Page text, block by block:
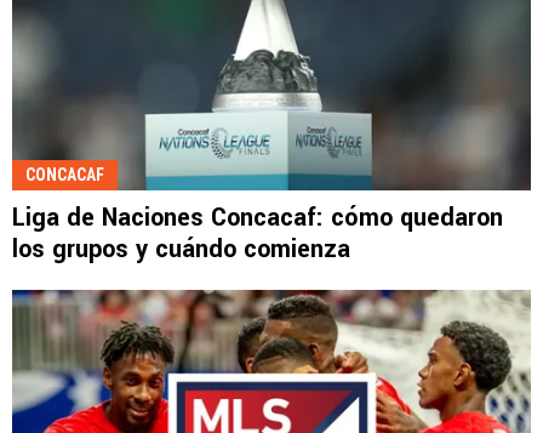
CONCACAF
Liga de Naciones Concacaf: cómo quedaron
los grupos y cuándo comienza